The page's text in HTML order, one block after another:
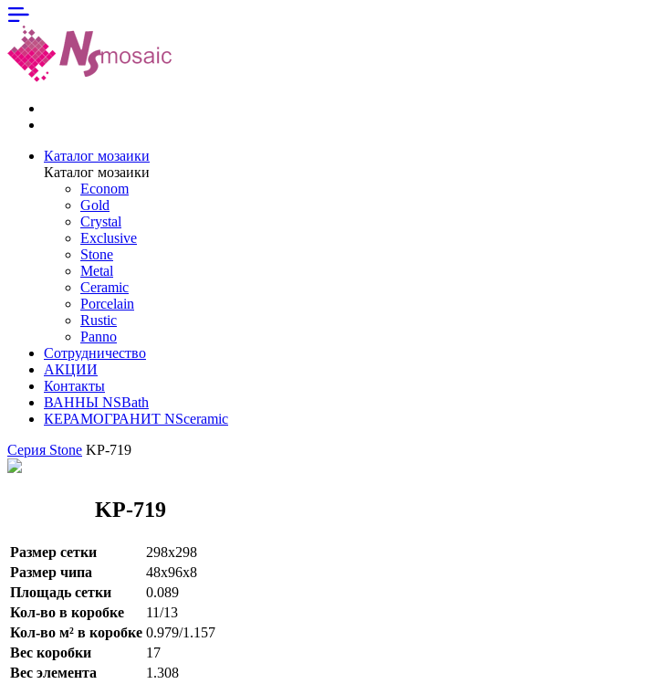
Каталог мозаики
Каталог мозаики
Econom
Gold
Crystal
Exclusive
Stone
Metal
Ceramic
Porcelain
Rustic
Panno
Сотрудничество
АКЦИИ
Контакты
ВАННЫ NSBath
КЕРАМОГРАНИТ NSceramic
Серия Stone KP-719
KP-719
Размер сетки
298x298
Размер чипа
48x96x8
Площадь сетки
0.089
Кол-во в коробке
11/13
Кол-во м² в коробке 0.979/1.157
Вес коробки
17
Вес элемента
1.308